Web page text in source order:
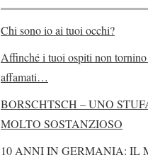
Chi sono io ai tuoi occhi?
Affinché i tuoi ospiti non tornino
affamati…
BORSCHTSCH – UNO
MOLTO SOSTANZIOSO
10 ANNI IN GERMANIA: IL